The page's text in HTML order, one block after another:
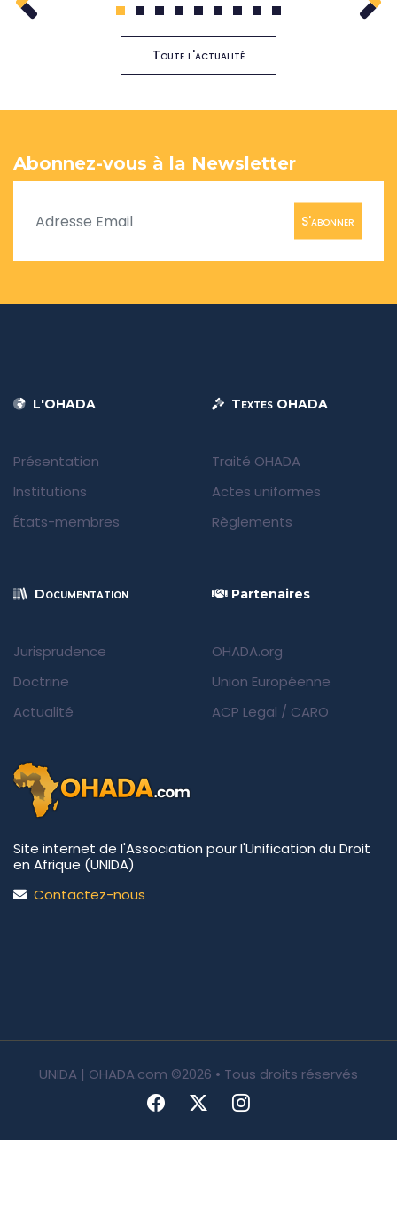
1 2 3 4 5 6 7 8 9
Toute l'actualité
Abonnez-vous à la Newsletter
S'abonner
L'OHADA
Présentation
Institutions
États-membres
Textes OHADA
Traité OHADA
Actes uniformes
Règlements
Documentation
Jurisprudence
Doctrine
Actualité
Partenaires
OHADA.org
Union Européenne
ACP Legal / CARO
Site internet de l'Association pour l'Unification du Droit
en Afrique (UNIDA)
Contactez-nous
UNIDA | OHADA.com ©2026 • Tous droits réservés